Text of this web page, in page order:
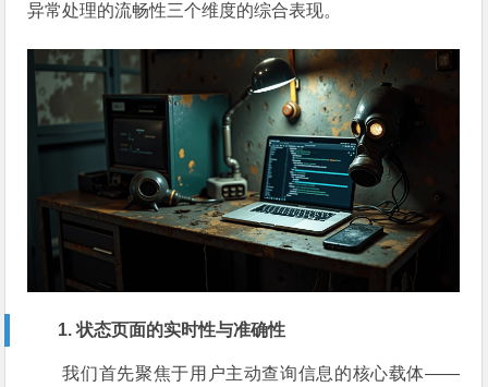
异常处理的流畅性三个维度的综合表现。
1. 状态页面的实时性与准确性
我们首先聚焦于用户主动查询信息的核心载体——